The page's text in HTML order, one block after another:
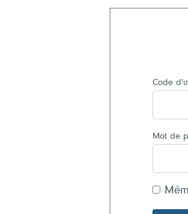
Code
Mot de